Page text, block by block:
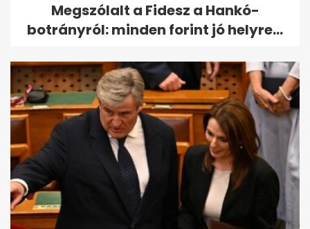
Megszólalt a Fidesz a Hankó-
botrányról: minden forint jó helyre...